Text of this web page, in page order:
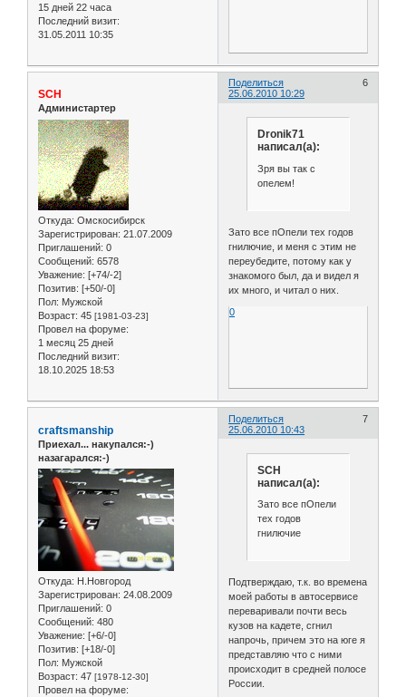
15 дней 22 часа
Последний визит:
31.05.2011 10:35
Поделиться
6
25.06.2010 10:29
SCH
Администартер
Откуда: Омскосибирск
Зарегистрирован: 21.07.2009
Приглашений: 0
Сообщений: 6578
Уважение: [+74/-2]
Позитив: [+50/-0]
Пол: Мужской
Возраст: 45 [1981-03-23]
Провел на форуме:
1 месяц 25 дней
Последний визит:
18.10.2025 18:53
Dronik71
написал(а):
Зря вы так с
опелем!
Зато все пОпели тех годов
гнилючие, и меня с этим не
переубедите, потому как у
знакомого был, да и видел я
их много, и читал о них.
0
Поделиться
7
25.06.2010 10:43
craftsmanship
Приехал... накупался:-)
назагарался:-)
Откуда: Н.Новгород
Зарегистрирован: 24.08.2009
Приглашений: 0
Сообщений: 480
Уважение: [+6/-0]
Позитив: [+18/-0]
Пол: Мужской
Возраст: 47 [1978-12-30]
Провел на форуме:
SCH
написал(а):
Зато все пОпели
тех годов
гнилючие
Подтверждаю, т.к. во времена
моей работы в автосервисе
переваривали почти весь
кузов на кадете, сгнил
напрочь, причем это на юге я
представляю что с ними
происходит в средней полосе
России.